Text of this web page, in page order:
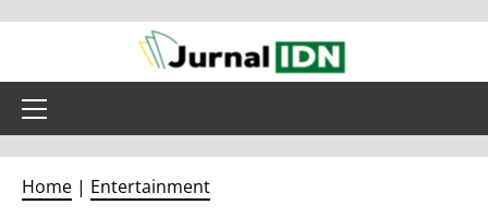
content
Primary
Home | Entertainment